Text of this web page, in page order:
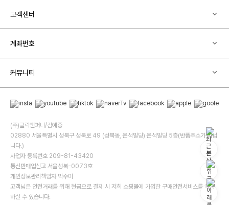
고객센터
계좌번호
커뮤니티
(주)클릭앤퍼니/김예중
02880 서울특별시 성북구 성북로 49 (성북동, 운석빌딩) 운석빌딩 5층(반품주소가 아닙
니다.)
사업자 등록번호 209-81-43420
통신판매업신고 서울성북-0073호
개인정보관리책임자 박수미
고객님은 안전거래를 위해 현금으로 결제 시 저희 소핑몰에 가입한 구매안전서비스를 이용
하실 수 있습니다.